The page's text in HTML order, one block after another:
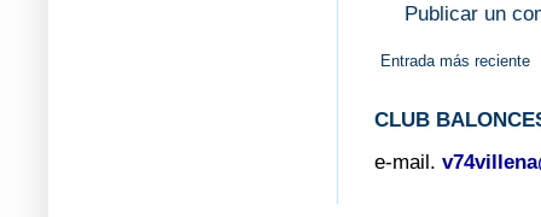
Publicar un
Entrada más reciente
CLUB
e-mail.